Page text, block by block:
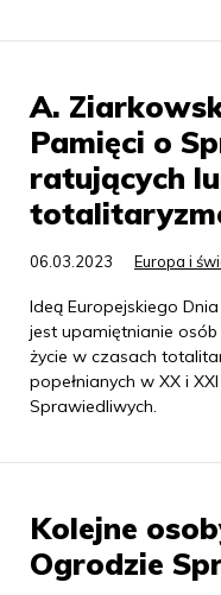
A.
Pamięci o
ratujących
06.03.2023 Europa i
Ideą Europejskiego
jest upamiętnianie
życie w czasach
popełnianych w XX i
Sprawiedliwych.
Kolejne
Ogrodzie